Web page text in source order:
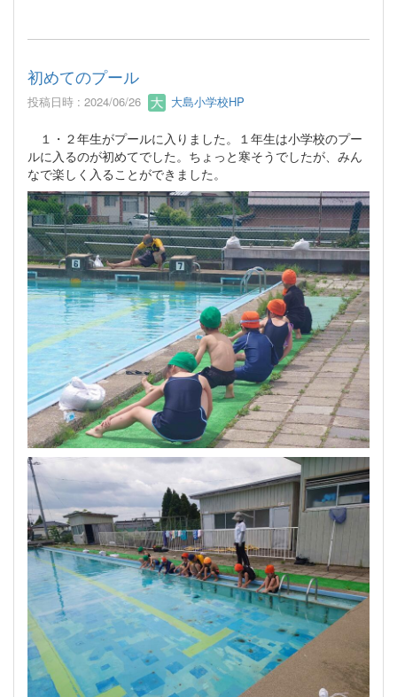
初めてのプール
投稿日時 : 2024/06/26 大島小学校HP
１・２年生がプールに入りました。１年生は小学校のプー
ルに入るのが初めてでした。ちょっと寒そうでしたが、みん
なで楽しく入ることができました。